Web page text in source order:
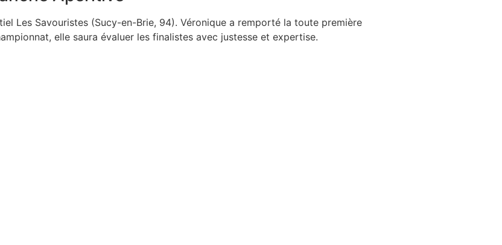
Les Savouristes (Sucy-en-Brie, 94). Véronique a remporté la toute première
elle saura évaluer les finalistes avec justesse et expertise.